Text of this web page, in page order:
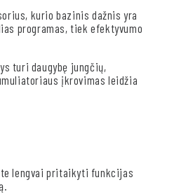
kurio bazinis dažnis yra
programas, tiek efektyvumo
turi daugybę jungčių,
įkrovimas leidžia
lengvai pritaikyti funkcijas